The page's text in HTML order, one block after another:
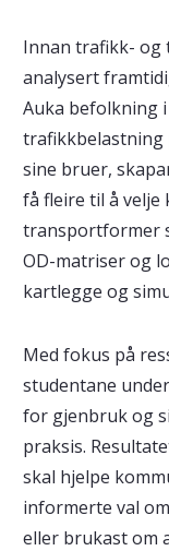
Innan trafikk- og
analysert
Auka befolkning
trafikkbelastning
sine bruer,
få fleire til å
transportformer
OD-matriser og
kartlegge og
Med fokus på
studentane
for gjenbruk og
praksis.
skal hjelpe
informerte val
eller brukast om